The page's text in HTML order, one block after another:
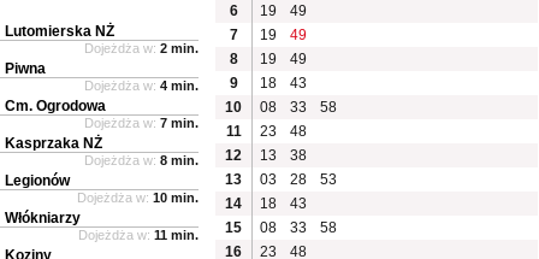
6
19
49
7
19
49
8
19
49
9
18
43
10
08 33
58
11
23
48
12
13
38
13
03 28
53
14
18
43
15
08 33
58
16
23 48
Lutomierska NŻ
Dojeżdża w: 2 min.
Piwna
Dojeżdża w: 4 min.
Cm. Ogrodowa
Dojeżdża w: 7 min.
Kasprzaka NŻ
Dojeżdża w: 8 min.
Legionów
Dojeżdża w: 10 min.
Włókniarzy
Dojeżdża w: 11 min.
Koziny